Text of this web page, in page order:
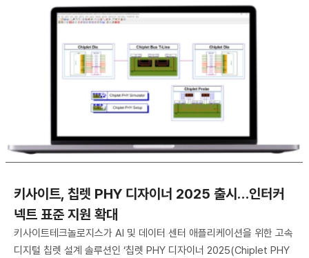
키사이트, 칩렛 PHY 디자이너 2025 출시…인터커
넥트 표준 지원 확대
키사이트테크놀로지스가 AI 및 데이터 센터 애플리케이션을 위한 고속
디지털 칩렛 설계 솔루션인 ‘칩렛 PHY 디자이너 2025(Chiplet PHY